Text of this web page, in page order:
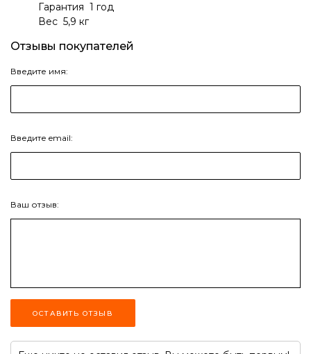
Гарантия 1 год
Вес 5,9 кг
Отзывы покупателей
Введите имя:
Введите email:
Ваш отзыв:
ОСТАВИТЬ ОТЗЫВ